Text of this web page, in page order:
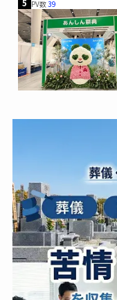
5 PV数39